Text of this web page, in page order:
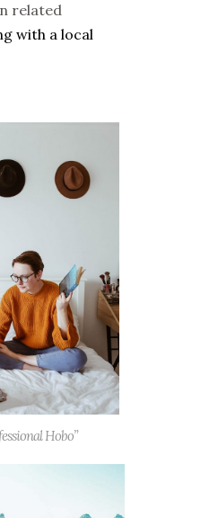
related
with a local
Hobo”